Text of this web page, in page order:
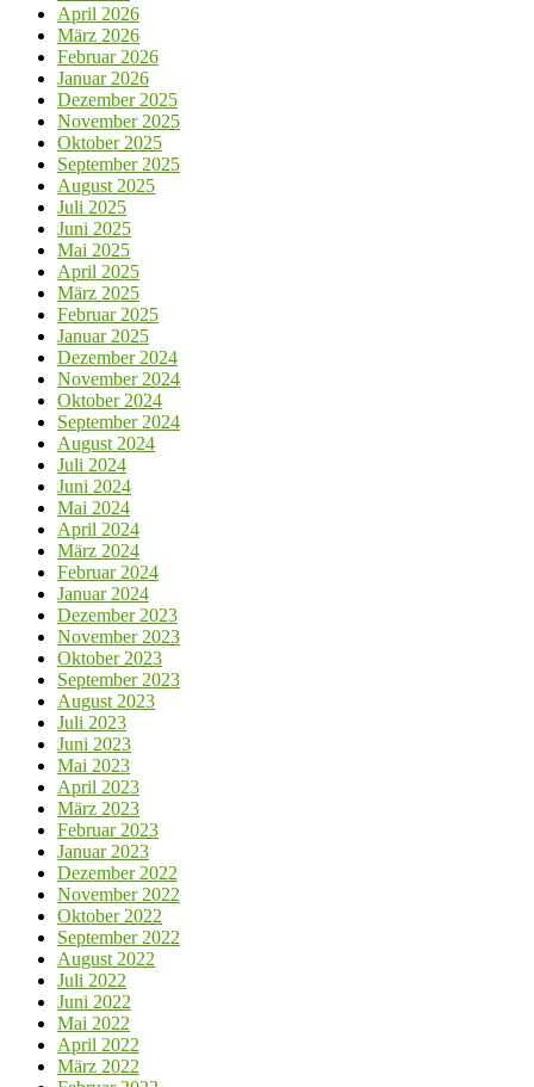
April 2026
März 2026
Februar 2026
Januar 2026
Dezember 2025
November 2025
Oktober 2025
September 2025
August 2025
Juli 2025
Juni 2025
Mai 2025
April 2025
März 2025
Februar 2025
Januar 2025
Dezember 2024
November 2024
Oktober 2024
September 2024
August 2024
Juli 2024
Juni 2024
Mai 2024
April 2024
März 2024
Februar 2024
Januar 2024
Dezember 2023
November 2023
Oktober 2023
September 2023
August 2023
Juli 2023
Juni 2023
Mai 2023
April 2023
März 2023
Februar 2023
Januar 2023
Dezember 2022
November 2022
Oktober 2022
September 2022
August 2022
Juli 2022
Juni 2022
Mai 2022
April 2022
März 2022